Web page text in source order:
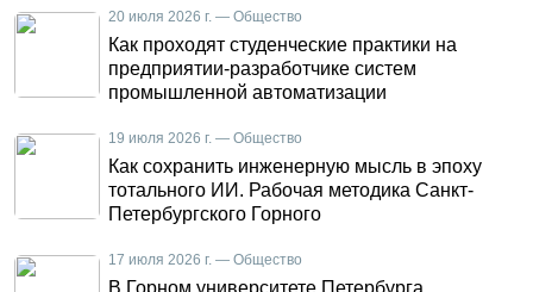
20 июля 2026 г. — Общество
Как проходят студенческие практики на
предприятии-разработчике систем
промышленной автоматизации
19 июля 2026 г. — Общество
Как сохранить инженерную мысль в эпоху
тотального ИИ. Рабочая методика Санкт-
Петербургского Горного
17 июля 2026 г. — Общество
В Горном университете Петербурга